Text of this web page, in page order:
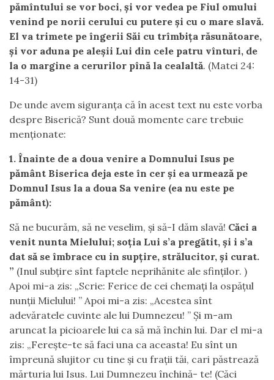
pămîntului se vor boci, şi vor vedea pe Fiul omului
venind pe norii cerului cu putere şi cu o mare slavă.
El va trimete pe îngerii Săi cu trîmbiţa răsunătoare,
şi vor aduna pe aleşii Lui din cele patru vînturi, de
la o margine a cerurilor pînă la cealaltă. (Matei 24:
14-31)
De unde avem siguranța că în acest text nu este vorba
despre Biserică? Sunt două momente care trebuie
menționate:
1. Înainte de a doua venire a Domnului Isus pe
pământ Biserica deja este în cer și ea urmează pe
Domnul Isus la a doua Sa venire (ea nu este pe
pământ):
Să ne bucurăm, să ne veselim, şi să-I dăm slavă! Căci a
venit nunta Mielului; soţia Lui s’a pregătit, şi i s’a
dat să se îmbrace cu in supţire, strălucitor, şi curat.
” (Inul subţire sînt faptele neprihănite ale sfinţilor. )
Apoi mi-a zis: „Scrie: Ferice de cei chemaţi la ospăţul
nunţii Mielului! ” Apoi mi-a zis: „Acestea sînt
adevăratele cuvinte ale lui Dumnezeu! ” Şi m-am
aruncat la picioarele lui ca să mă închin lui. Dar el mi-a
zis: „Fereşte-te să faci una ca aceasta! Eu sînt un
împreună slujitor cu tine şi cu fraţii tăi, cari păstrează
mărturia lui Isus. Lui Dumnezeu închină- te! (Căci